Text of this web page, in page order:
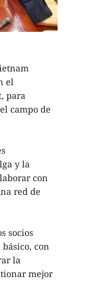
el
para
campo de
y la
con
red de
socios
con
la
mejor